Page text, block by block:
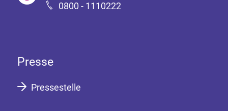
0800 - 1110222
Presse
Pressestelle